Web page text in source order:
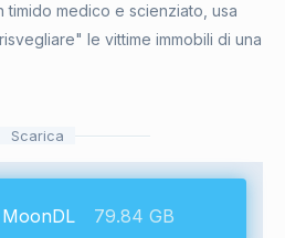
timido medico e scienziato, usa
le vittime immobili di una
Scarica
79.84 GB